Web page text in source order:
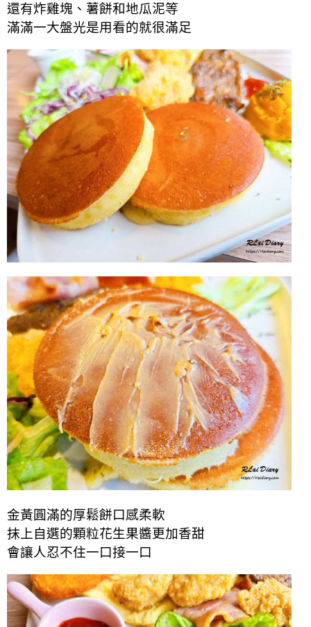
還有炸雞塊、薯餅和地瓜泥等
滿滿一大盤光是用看的就很滿足
金黃圓滿的厚鬆餅口感柔軟
抹上自選的顆粒花生果醬更加香甜
會讓人忍不住一口接一口